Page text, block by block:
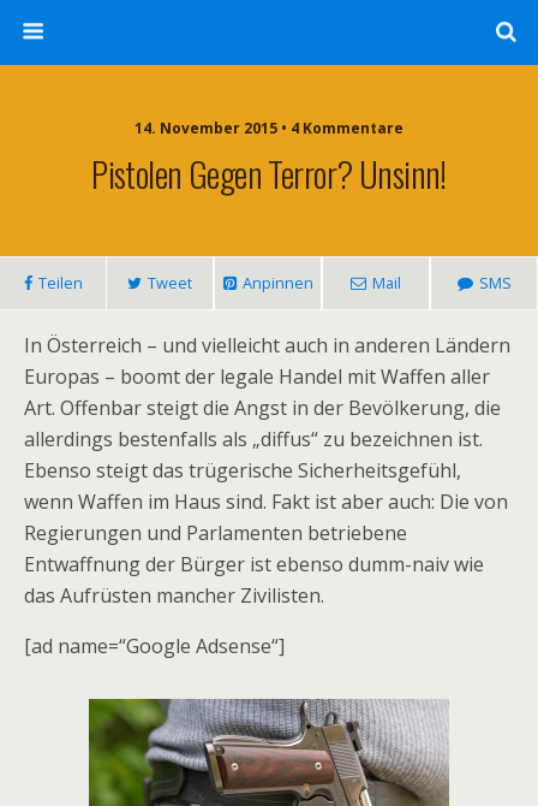
14. November 2015 • 4 Kommentare
Pistolen Gegen Terror? Unsinn!
Teilen Tweet Anpinnen Mail SMS
In Österreich – und vielleicht auch in anderen Ländern
Europas – boomt der legale Handel mit Waffen aller
Art. Offenbar steigt die Angst in der Bevölkerung, die
allerdings bestenfalls als „diffus“ zu bezeichnen ist.
Ebenso steigt das trügerische Sicherheitsgefühl,
wenn Waffen im Haus sind. Fakt ist aber auch: Die von
Regierungen und Parlamenten betriebene
Entwaffnung der Bürger ist ebenso dumm-naiv wie
das Aufrüsten mancher Zivilisten.
[ad name=“Google Adsense“]